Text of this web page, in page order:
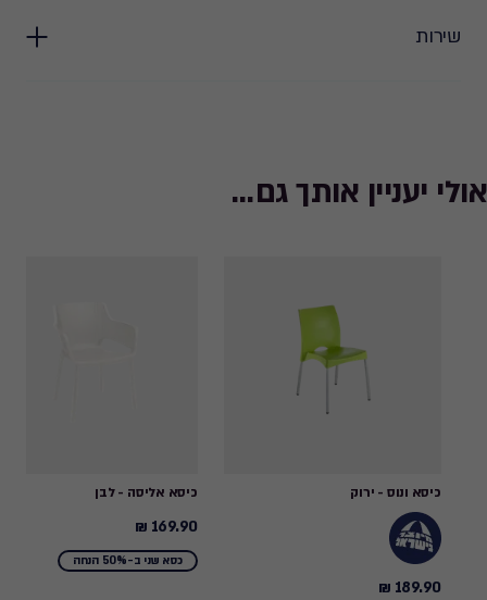
שירות
אולי יעניין אותך גם...
כיסא ונוס - ירוק
189.90
189.90 ₪
כיסא אליסה - לבן
169.90
₪
169.90 ₪
כסא שני ב-50% הנחה